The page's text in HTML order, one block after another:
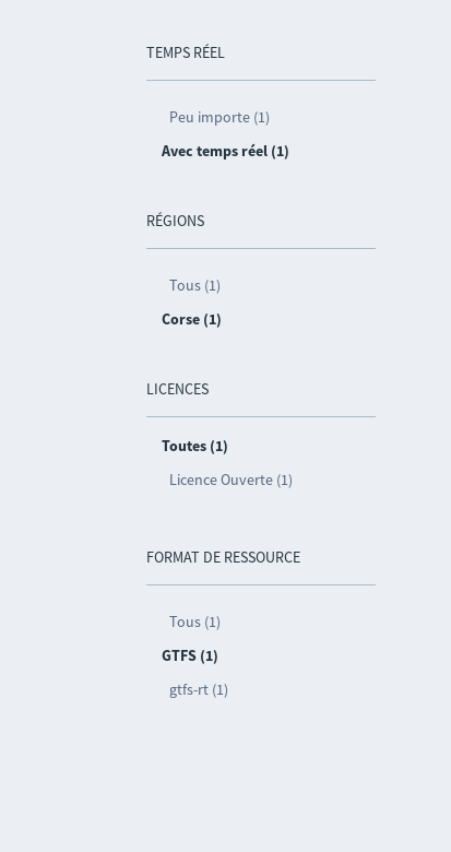
TEMPS RÉEL
Peu importe (1)
Avec temps réel (1)
RÉGIONS
Tous (1)
Corse (1)
LICENCES
Toutes (1)
Licence Ouverte (1)
FORMAT DE RESSOURCE
Tous (1)
GTFS (1)
gtfs-rt (1)